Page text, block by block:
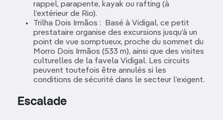
rappel, parapente, kayak ou rafting (à
l’extérieur de Rio).
Trilha Dois Irmãos : Basé à Vidigal, ce petit
prestataire organise des excursions jusqu’à un
point de vue somptueux, proche du sommet du
Morro Dois Irmãos (533 m), ainsi que des visites
culturelles de la favela Vidigal. Les circuits
peuvent toutefois être annulés si les
conditions de sécurité dans le secteur l’exigent.
Escalade